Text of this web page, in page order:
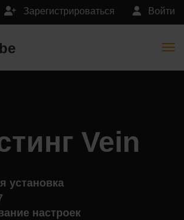
Войти
Зарегистрироваться
Vein
установка
настроек